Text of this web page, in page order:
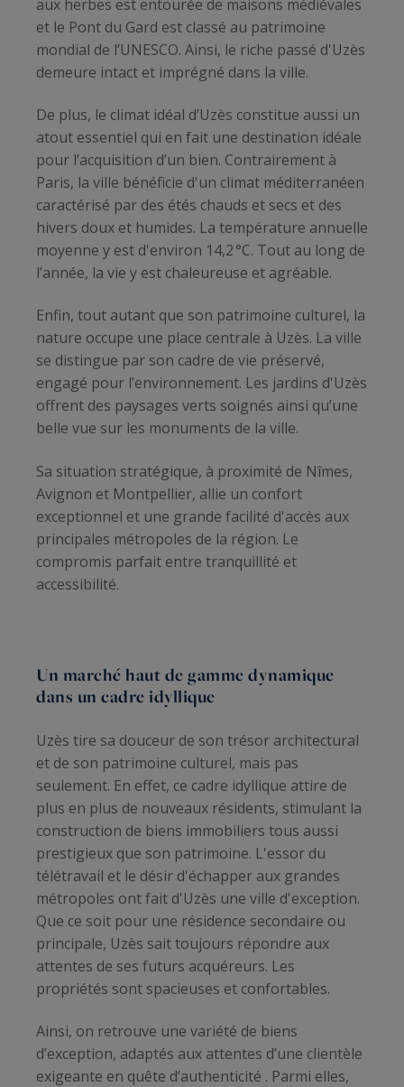
aux herbes est entourée de maisons médiévales
et le Pont du Gard est classé au patrimoine
mondial de l’UNESCO. Ainsi, le riche passé d'Uzès
demeure intact et imprégné dans la ville.
De plus, le climat idéal d’Uzès constitue aussi un
atout essentiel qui en fait une destination idéale
pour l’acquisition d’un bien. Contrairement à
Paris, la ville bénéficie d'un climat méditerranéen
caractérisé par des étés chauds et secs et des
hivers doux et humides. La température annuelle
moyenne y est d'environ 14,2 °C. Tout au long de
l’année, la vie y est chaleureuse et agréable.
Enfin, tout autant que son patrimoine culturel, la
nature occupe une place centrale à Uzès. La ville
se distingue par son cadre de vie préservé,
engagé pour l’environnement. Les jardins d'Uzès
offrent des paysages verts soignés ainsi qu’une
belle vue sur les monuments de la ville.
Sa situation stratégique, à proximité de Nîmes,
Avignon et Montpellier, allie un confort
exceptionnel et une grande facilité d'accès aux
principales métropoles de la région. Le
compromis parfait entre tranquillité et
accessibilité.
Un marché haut de gamme dynamique
dans un cadre idyllique
Uzès tire sa douceur de son trésor architectural
et de son patrimoine culturel, mais pas
seulement. En effet, ce cadre idyllique attire de
plus en plus de nouveaux résidents, stimulant la
construction de biens immobiliers tous aussi
prestigieux que son patrimoine. L'essor du
télétravail et le désir d'échapper aux grandes
métropoles ont fait d'Uzès une ville d'exception.
Que ce soit pour une résidence secondaire ou
principale, Uzès sait toujours répondre aux
attentes de ses futurs acquéreurs. Les
propriétés sont spacieuses et confortables.
Ainsi, on retrouve une variété de biens
d’exception, adaptés aux attentes d’une clientèle
exigeante en quête d’authenticité . Parmi elles,